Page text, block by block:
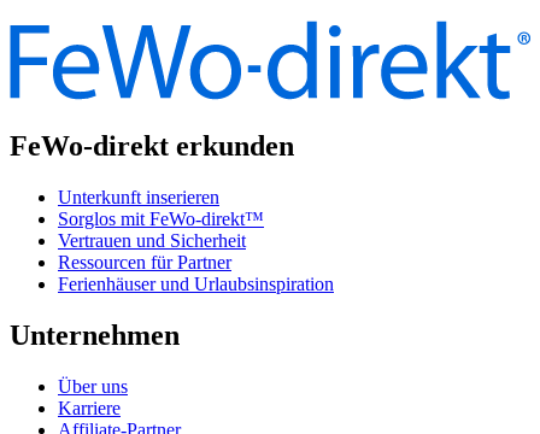
FeWo-direkt erkunden
Unterkunft inserieren
Sorglos mit FeWo-direkt™
Vertrauen und Sicherheit
Ressourcen für Partner
Ferienhäuser und Urlaubsinspiration
Unternehmen
Über uns
Karriere
Affiliate-Partner